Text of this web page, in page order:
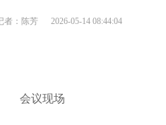
者：陈芳 2026-05-14 08:44:04
会议现场